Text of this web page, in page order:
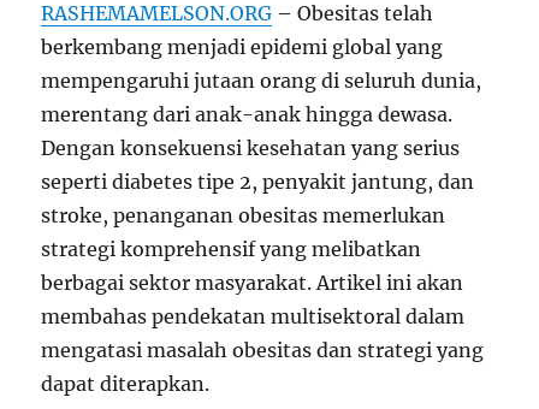
RASHEMAMELSON.ORG – Obesitas telah
berkembang menjadi epidemi global yang
mempengaruhi jutaan orang di seluruh dunia,
merentang dari anak-anak hingga dewasa.
Dengan konsekuensi kesehatan yang serius
seperti diabetes tipe 2, penyakit jantung, dan
stroke, penanganan obesitas memerlukan
strategi komprehensif yang melibatkan
berbagai sektor masyarakat. Artikel ini akan
membahas pendekatan multisektoral dalam
mengatasi masalah obesitas dan strategi yang
dapat diterapkan.